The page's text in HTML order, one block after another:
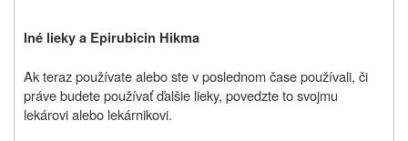
Iné lieky a Epirubicin Hikma
Ak teraz používate alebo ste v poslednom čase používali, či
práve budete používať ďalšie lieky, povedzte to svojmu
lekárovi alebo lekárnikovi.